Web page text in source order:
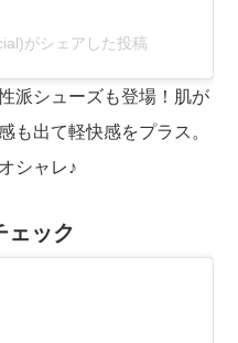
がシェアした投稿
派シューズも登場！肌が
も出て軽快感をプラス。
シャレ♪
ック